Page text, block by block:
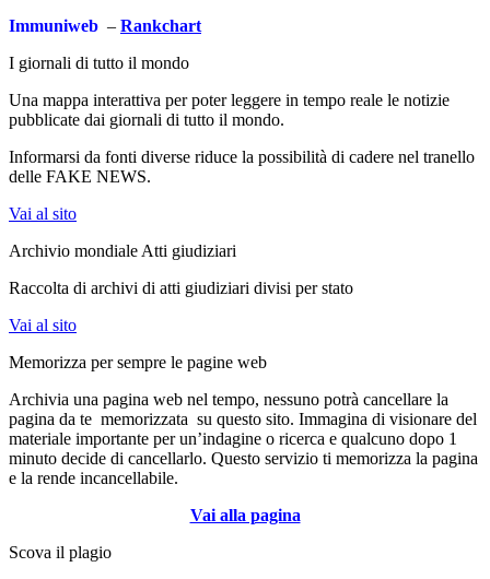
Immuniweb – Rankchart
I giornali di tutto il mondo
Una mappa interattiva per poter leggere in tempo reale le notizie
pubblicate dai giornali di tutto il mondo.
Informarsi da fonti diverse riduce la possibilità di cadere nel tranello
delle FAKE NEWS.
Vai al sito
Archivio mondiale Atti giudiziari
Raccolta di archivi di atti giudiziari divisi per stato
Vai al sito
Memorizza per sempre le pagine web
Archivia una pagina web nel tempo, nessuno potrà cancellare la
pagina da te memorizzata su questo sito. Immagina di visionare del
materiale importante per un’indagine o ricerca e qualcuno dopo 1
minuto decide di cancellarlo. Questo servizio ti memorizza la pagina
e la rende incancellabile.
Vai alla pagina
Scova il plagio